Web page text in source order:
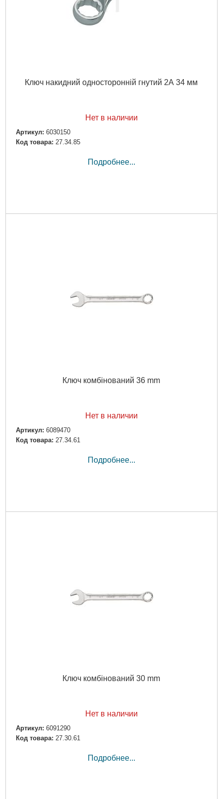
Ключ накидний односторонній гнутий 2А 34 мм
Нет в наличии
Артикул: 6030150
Код товара: 27.34.85
Подробнее...
Ключ комбінований 36 mm
Нет в наличии
Артикул: 6089470
Код товара: 27.34.61
Подробнее...
Ключ комбінований 30 mm
Нет в наличии
Артикул: 6091290
Код товара: 27.30.61
Подробнее...